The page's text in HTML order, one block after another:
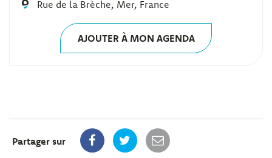
Rue de la Brèche, Mer, France
AJOUTER À MON AGENDA
Partager sur